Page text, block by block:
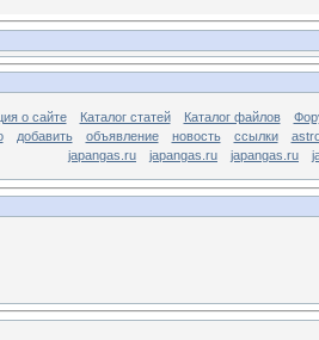
о сайте Каталог статей Каталог файлов
добавить объявление новость ссылки
japangas.ru
japangas.ru japangas.ru